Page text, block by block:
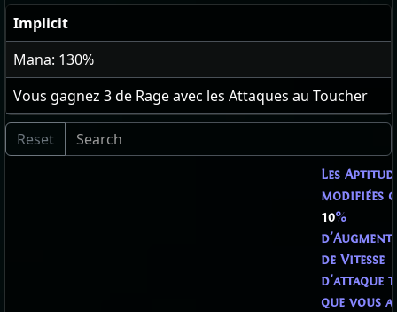
Implicit
Mana: 130%
Vous gagnez 3de Rage avec les Attaques au Toucher
Les
modifiées
10%
de Vitesse
d'attaque
que vous